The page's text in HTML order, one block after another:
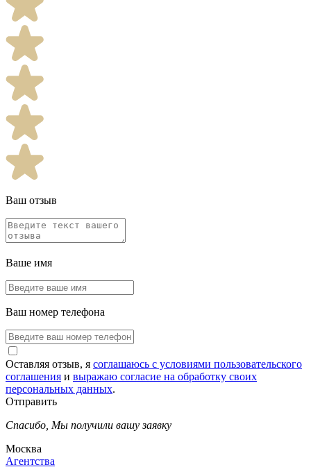
Ваш отзыв
Ваше имя
Ваш номер телефона
Оставляя отзыв, я соглашаюсь с условиями пользовательского
соглашения и выражаю согласие на обработку своих
персональных данных.
Отправить
Спасибо, Мы получили вашу заявку
Москва
Агентства